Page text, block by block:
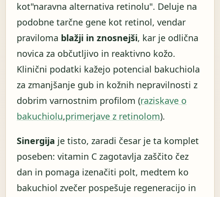
kot"naravna alternativa retinolu". Deluje na
podobne tarčne gene kot retinol, vendar
praviloma blažji in znosnejši, kar je odlična
novica za občutljivo in reaktivno kožo.
Klinični podatki kažejo potencial bakuchiola
za zmanjšanje gub in kožnih nepravilnosti z
dobrim varnostnim profilom (raziskave o
bakuchiolu,primerjave z retinolom).
Sinergija je tisto, zaradi česar je ta komplet
poseben: vitamin C zagotavlja zaščito čez
dan in pomaga izenačiti polt, medtem ko
bakuchiol zvečer pospešuje regeneracijo in